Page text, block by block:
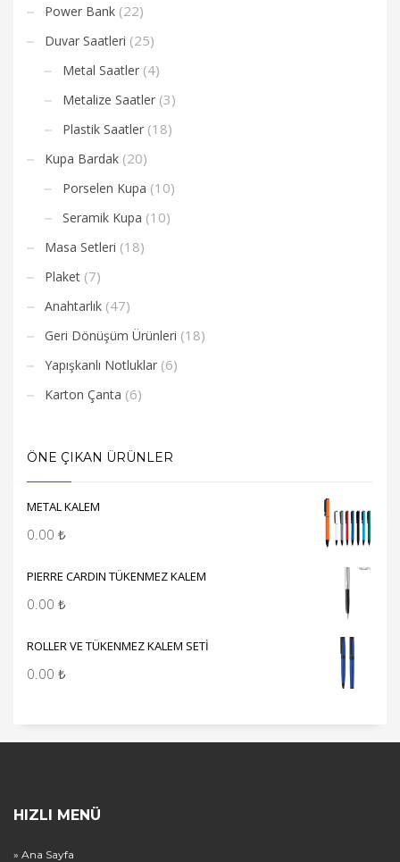
Power Bank (22)
Duvar Saatleri (25)
Metal Saatler (4)
Metalize Saatler (3)
Plastik Saatler (18)
Kupa Bardak (20)
Porselen Kupa (10)
Seramik Kupa (10)
Masa Setleri (18)
Plaket (7)
Anahtarlık (47)
Geri Dönüşüm Ürünleri (18)
Yapışkanlı Notluklar (6)
Karton Çanta (6)
ÖNE ÇIKAN ÜRÜNLER
METAL KALEM
0.00 ₺
PIERRE CARDIN TÜKENMEZ KALEM
0.00 ₺
ROLLER VE TÜKENMEZ KALEM SETİ
0.00 ₺
HIZLI MENÜ
» Ana Sayfa